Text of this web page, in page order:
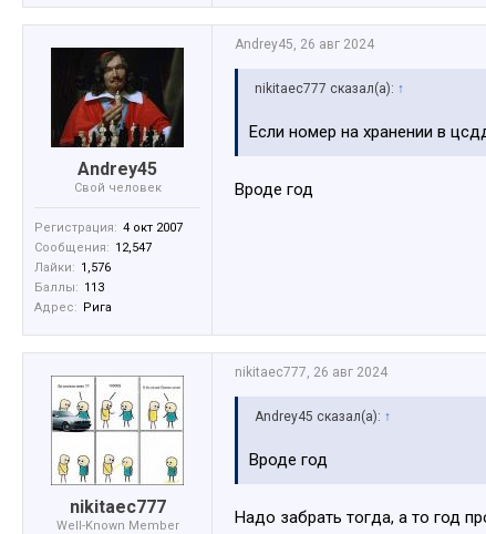
Andrey45
Свой человек
Регистрация: 4 окт 2007
Сообщения: 12,547
Лайки: 1,576
Баллы: 113
Адрес: Рига
Andrey45, 26 авг 2024
nikitaec777 сказал(а): ↑
Если номер на хранении в
Вроде год
nikitaec777
Well-Known Member
nikitaec777, 26 авг 2024
Andrey45 сказал(а): ↑
Вроде год
Надо забрать тогда, а то год